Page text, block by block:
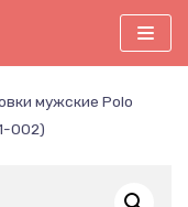
мужские Polo
002)